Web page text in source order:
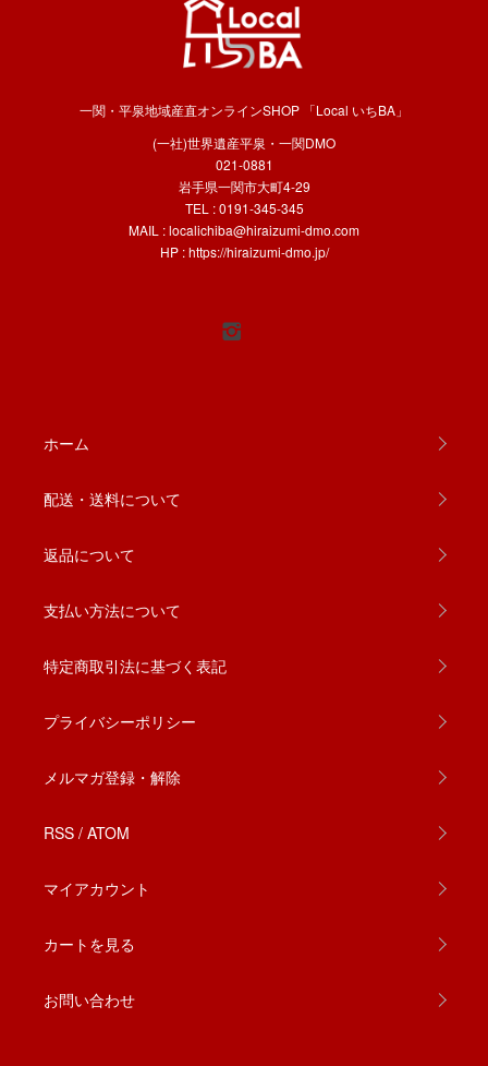
一関・平泉地域産直オンラインSHOP 「Local いちBA」
(一社)世界遺産平泉・一関DMO
021-0881
岩手県一関市大町4-29
TEL : 0191-345-345
MAIL :localichiba@hiraizumi-dmo.com
HP :https://hiraizumi-dmo.jp/
ホーム
配送・送料について
返品について
支払い方法について
特定商取引法に基づく表記
プライバシーポリシー
メルマガ登録・解除
RSS / ATOM
マイアカウント
カートを見る
お問い合わせ